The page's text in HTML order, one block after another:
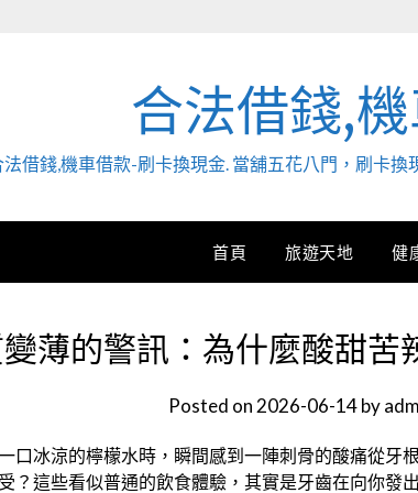
合法借錢,
法借錢,機車借款-刷卡換現金. 當舖五花八門，刷卡
首頁 旅遊天地 健
薄的警訊：為什麼酸甜苦
Posted on 2026-06-14by
口冰涼的檸檬水時，瞬間感到一陣刺骨的酸痛從牙
？這些看似普通的飲食體驗，其實是牙齒在向你